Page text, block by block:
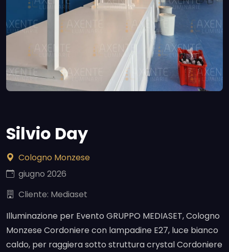
Silvio Day
Cologno Monzese
giugno 2026
Cliente: Mediaset
Illuminazione per Evento GRUPPO MEDIASET, Cologno
Monzese Cordoniere con lampadine E27, luce bianco
caldo, per raggiera sotto struttura crystal Cordoniere